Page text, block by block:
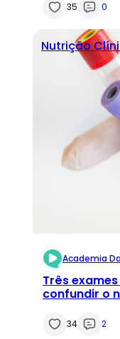
35 0
Nutrição
Academia
Três
confundir o
34 2